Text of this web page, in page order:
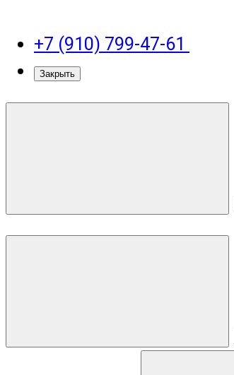
+7 (910) 799-47-61
Закрыть